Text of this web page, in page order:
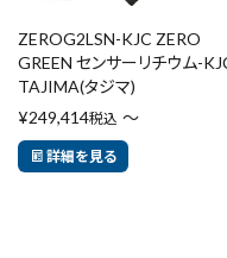
ZEROG2LSN-KJC ZERO
GREEN センサーリチウム-
TAJIMA(タジマ)
¥249,414税込 〜
詳細を見る